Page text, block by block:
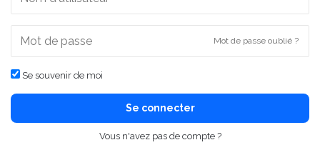
Mot de passe oublié ?
Se souvenir de moi
Se connecter
Vous n'avez pas de compte ?